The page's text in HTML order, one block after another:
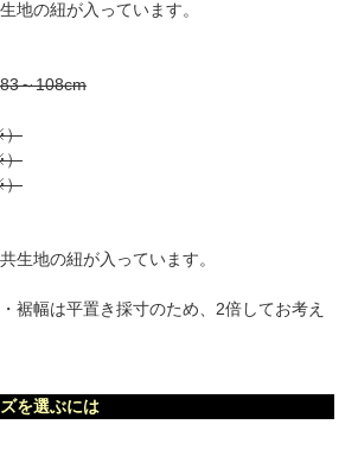
地の紐が入っています。
～108cm
）
）
）
生地の紐が入っています。
裾幅は平置き採寸のため、2倍してお考え
を選ぶには